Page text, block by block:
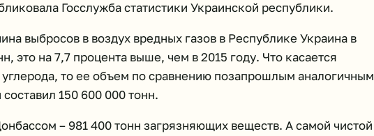
Госслужба статистики Украинской республики.
выбросов в воздух вредных газов в Республике Украина в
это на 7,7 процента выше, чем в 2015 году. Что касается
то ее объем по сравнению позапрошлым аналогичным
150 600 000 тонн.
– 981 400 тонн загрязняющих веществ. А самой чистой